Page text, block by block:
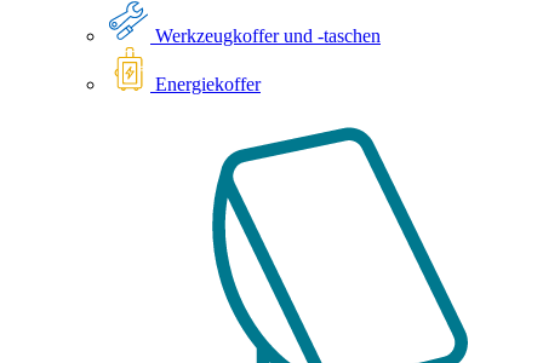
Werkzeugkoffer und -taschen
Energiekoffer